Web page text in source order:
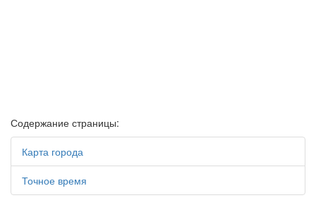
Содержание страницы:
Карта города
Точное время